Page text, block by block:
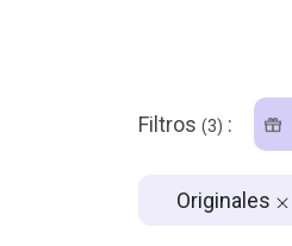
Filtros (3) :
Originales